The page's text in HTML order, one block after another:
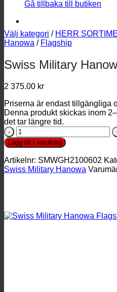
Gå tillbaka till butiken
Välj kategori / HERR
Hanowa / Flagship
Swiss Military
2 375.00 kr
Priserna är endast tillgängliga
Denna produkt skickas inom
det tar längre tid.
Swiss
Military
Hanowa
Flagship
X
mängd
Lägg till i varukorg
Artikelnr: SMWGH2100602
Swiss Military Hanowa